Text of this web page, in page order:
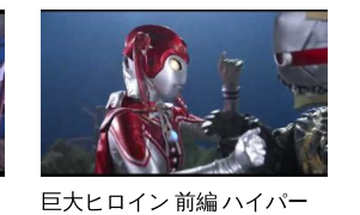
巨大ヒロイン 前編 ハイパー